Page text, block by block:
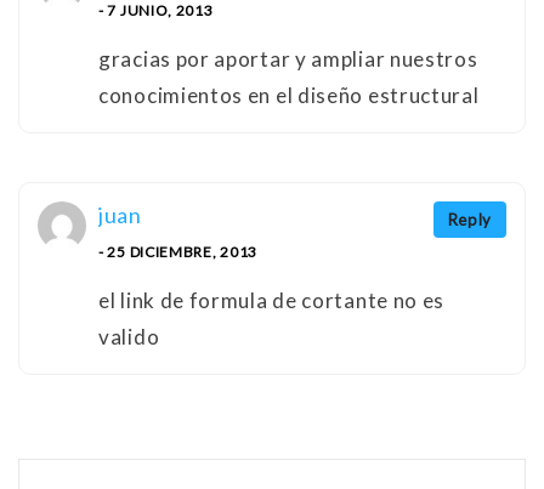
- 7 JUNIO, 2013
gracias por aportar y ampliar nuestros
conocimientos en el diseño estructural
Reply
juan
- 25 DICIEMBRE, 2013
el link de formula de cortante no es
valido